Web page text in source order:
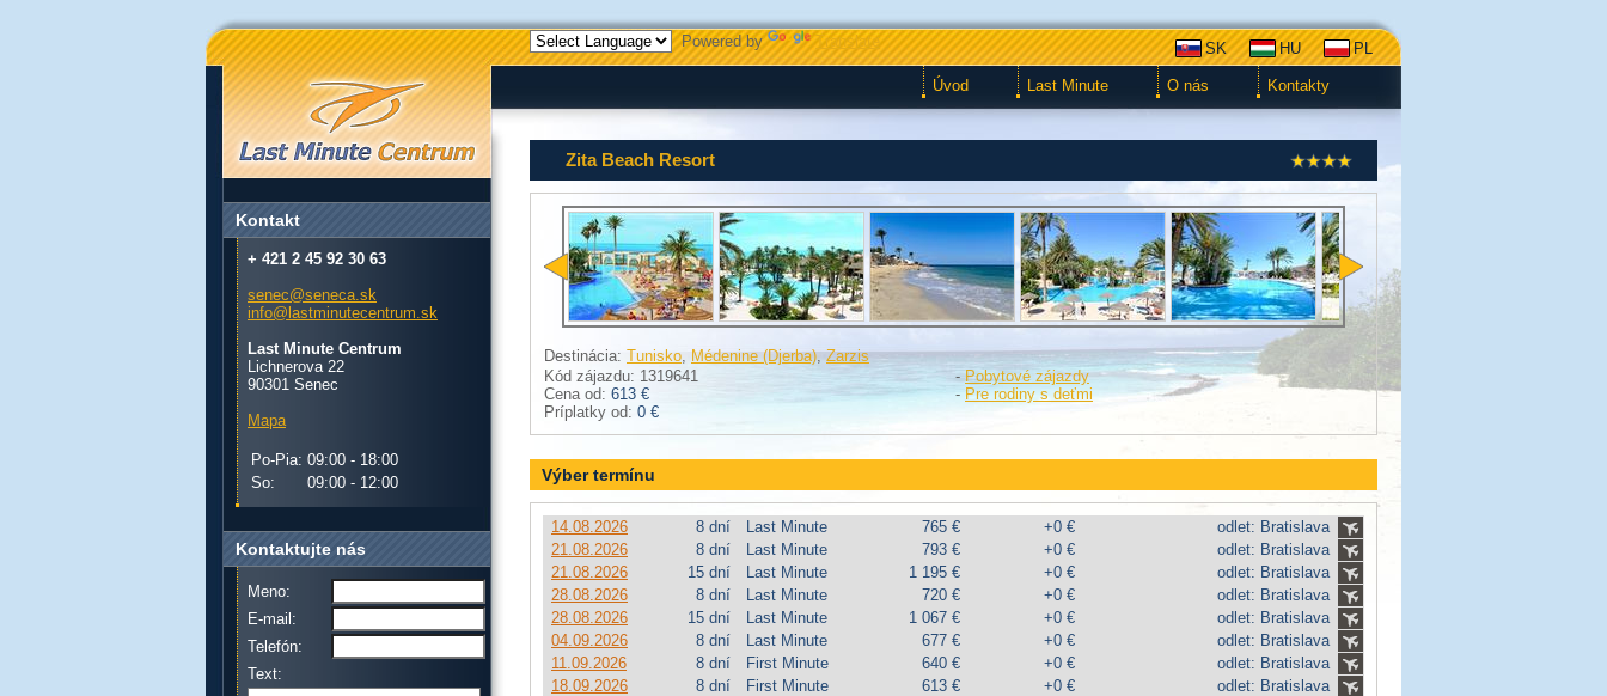
Powered by Translate SK HU PL
Úvod Last Minute O nás Kontakty
Zita Beach Resort
Destinácia: Tunisko, Médenine (Djerba),Zarzis
Kód zájazdu: 1319641
Cena od: 613 €
Príplatky od: 0 €
- Pobytové zájazdy
- Pre rodiny s deťmi
Výber termínu
14.08.2026 8 dní Last Minute 765 € +0 €
odlet: Bratislava
21.08.2026
8 dní Last Minute 793 € +0 €
odlet: Bratislava
21.08.2026
15 dní Last Minute 1 195 € +0 €
odlet: Bratislava
28.08.2026
8 dní Last Minute 720 € +0 €
odlet: Bratislava
28.08.2026
15 dní Last Minute 1 067 € +0 €
odlet: Bratislava
04.09.2026
8 dní Last Minute 677 € +0 €
odlet: Bratislava
11.09.2026
8 dní First Minute 640 € +0 €
odlet: Bratislava
18.09.2026
8 dní First Minute 613 € +0 € odlet: Bratislava
Kontakt
+ 421 2 45 92 30 63
senec@seneca.sk
info@lastminutecentrum.sk
Last Minute Centrum
Lichnerova 22
90301 Senec
Mapa
Po-Pia: 09:00 - 18:00
So:
09:00 - 12:00
Kontaktujte nás
Meno:
E-mail:
Telefón:
Text: